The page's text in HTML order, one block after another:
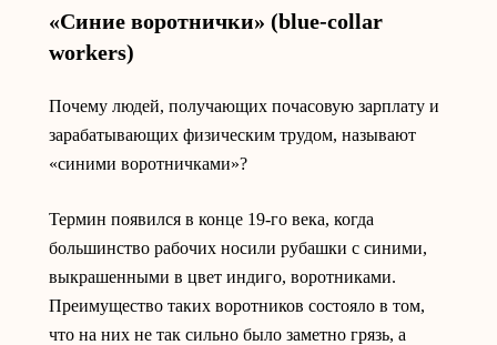
«Синие воротнички» (blue-collar
workers)
Почему людей, получающих почасовую зарплату и
зарабатывающих физическим трудом, называют
«синими воротничками»?
Термин появился в конце 19-го века, когда
большинство рабочих носили рубашки с синими,
выкрашенными в цвет индиго, воротниками.
Преимущество таких воротников состояло в том,
что на них не так сильно было заметно грязь, а